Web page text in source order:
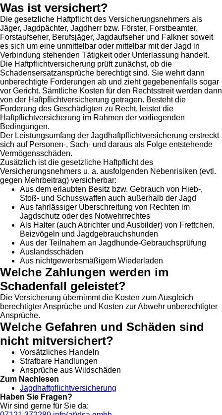
Was ist versichert?
Die gesetzliche Haftpflicht des Versicherungsnehmers als
Jäger, Jagdpächter, Jagdherr bzw. Förster, Forstbeamter,
Forstaufseher, Berufsjäger, Jagdaufseher und Falkner soweit
es sich um eine unmittelbar oder mittelbar mit der Jagd in
Verbindung stehenden Tätigkeit oder Unterlassung handelt.
Die Haftpflichtversicherung prüft zunächst, ob die
Schadensersatzansprüche berechtigt sind. Sie wehrt dann
unberechtigte Forderungen ab und zieht gegebenenfalls sogar
vor Gericht. Sämtliche Kosten für den Rechtsstreit werden dann
von der Haftpflichtversicherung getragen. Besteht die
Forderung des Geschädigten zu Recht, leistet die
Haftpflichtversicherung im Rahmen der vorliegenden
Bedingungen.
Der Leistungsumfang der Jagdhaftpflichtversicherung erstreckt
sich auf Personen-, Sach- und daraus als Folge entstehende
Vermögensschäden.
Zusätzlich ist die gesetzliche Haftpflicht des
Versicherungsnehmers u. a. ausfolgenden Nebenrisiken (evtl.
gegen Mehrbeitrag) versicherbar:
Aus dem erlaubten Besitz bzw. Gebrauch von Hieb-,
Stoß- und Schusswaffen auch außerhalb der Jagd
Aus fahrlässiger Überschreitung von Rechten im
Jagdschutz oder des Notwehrrechtes
Als Halter (auch Abrichter und Ausbilder) von Frettchen,
Beizvögeln und Jagdgebrauchshunden
Aus der Teilnahem an Jagdhunde-Gebrauchsprüfung
Auslandsschäden
Aus nichtgewerbsmäßigem Wiederladen
Welche Zahlungen werden im
Schadenfall geleistet?
Die Versicherung übernimmt die Kosten zum Ausgleich
berechtigter Ansprüche und Kosten zur Abwehr unberechtigter
Ansprüche.
Welche Gefahren und Schäden sind
nicht mitversichert?
Vorsätzliches Handeln
Strafbare Handlungen
Ansprüche aus Wildschäden
Zum Nachlesen
Jagdhaftpflichtversicherung
Haben Sie Fragen?
Wir sind gerne für Sie da: